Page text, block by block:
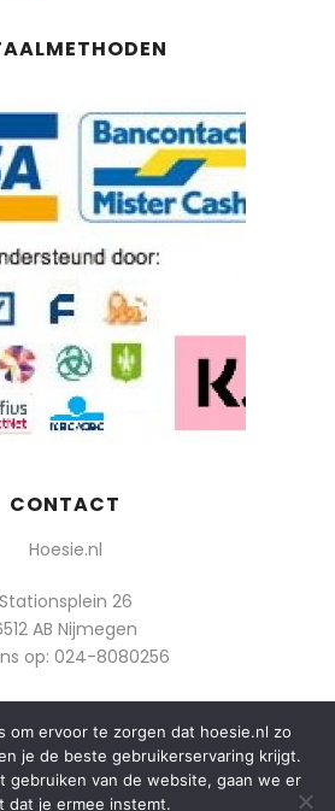
CONTACT
Hoesie.nl
Stationsplein 26
AB Nijmegen
op: 024-8080256
info@hoesie.nl
om ervoor te zorgen dat hoesie.nl zo
je de beste gebruikerservaring krijgt.
gebruiken van de website, gaan we er
dat je ermee instemt.